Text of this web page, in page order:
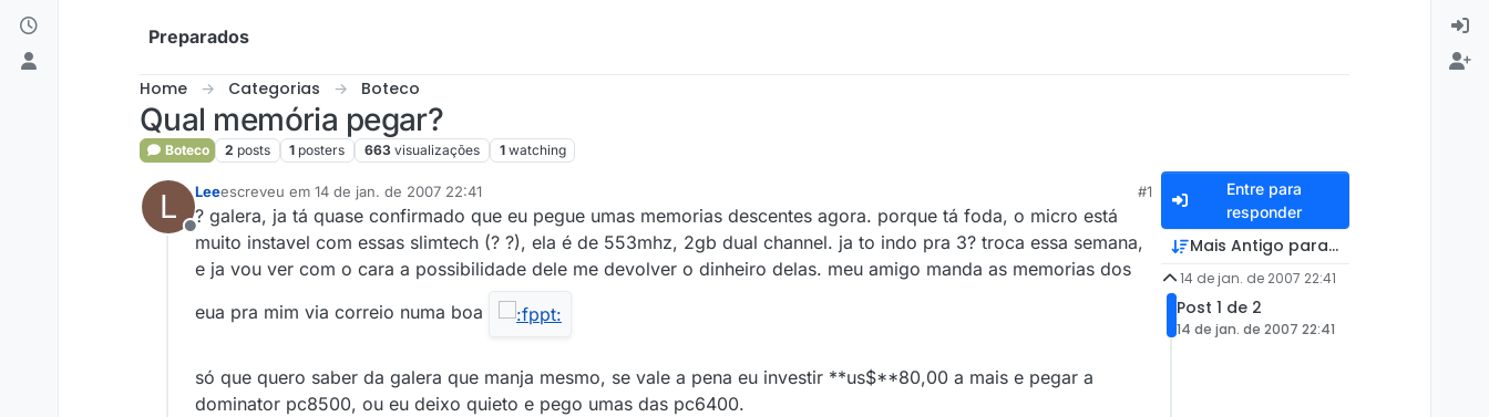
Skip to content
Preparados
Home Categorias Boteco
Qual memória pegar?
Boteco 2 posts 1 posters 663 visualizações 1 watching
L
Offline
Leeescreveu em 14 de jan. de 2007 22:41
última edição por
#1
? galera, ja tá quase confirmado que eu pegue umas memorias descentes agora. porque tá foda, o micro está
muito instavel com essas slimtech (? ?), ela é de 553mhz, 2gb dual channel. ja to indo pra 3? troca essa semana,
e ja vou ver com o cara a possibilidade dele me devolver o dinheiro delas. meu amigo manda as memorias dos
eua pra mim via correio numa boa
só que quero saber da galera que manja mesmo, se vale a pena eu investir **us$**80,00 a mais e pegar a
dominator pc8500, ou eu deixo quieto e pego umas das pc6400.
Entre para
responder
Mais Antigo para Mais Recente
14 de jan. de 2007 22:41
Post 1 de 2
14 de jan. de 2007 22:41